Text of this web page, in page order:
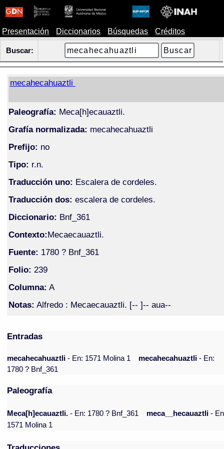
Presentación Diccionarios Búsquedas Créditos
Buscar:
mecahecahuaztli
Paleografía: Meca[h]ecauaztli.
Grafía normalizada: mecahecahuaztli
Prefijo: no
Tipo: r.n.
Traducción uno: Escalera de cordeles.
Traducción dos: escalera de cordeles.
Diccionario: Bnf_361
Contexto:Mecaecauaztli.
Fuente: 1780 ? Bnf_361
Folio: 239
Columna: A
Notas: Alfredo : Mecaecauaztli. [-- ]-- aua--
Entradas
mecahecahuaztli- En: 1571 Molina 1 mecahecahuaztli- En:
1780 ? Bnf_361
Paleografía
Meca[h]ecauaztli. - En: 1780 ? Bnf_361 meca__hecauaztli -
1571 Molina 1